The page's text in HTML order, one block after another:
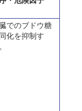
でのブドウ糖
化を抑制す